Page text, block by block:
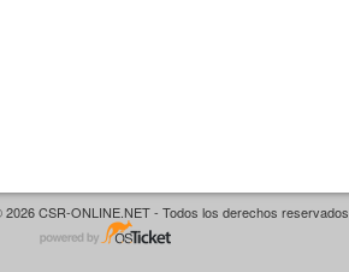
CSR-ONLINE.NET - Todos los derechos reservados.